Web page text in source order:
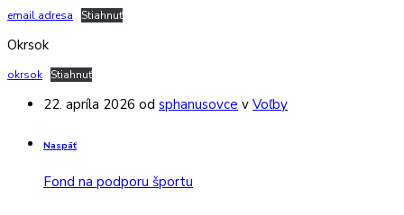
email adresa Stiahnuť
Okrsok
okrsok Stiahnuť
22. apríla 2026 od sphanusovce v Voľby
Naspäť
Fond na podporu športu